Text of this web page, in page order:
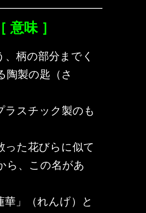
［ 意味 ］
、柄の部分までく
陶製の匙（さ
ラスチック製のも
った花びらに似て
ら、この名があ
華」（れんげ）と